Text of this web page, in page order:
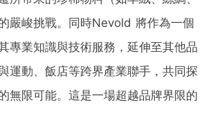
嚴峻挑戰。同時Nevold 將作為一個
專業知識與技術服務，延伸至其他品
運動、飯店等跨界產業聯手，共同探
無限可能。這是一場超越品牌界限的